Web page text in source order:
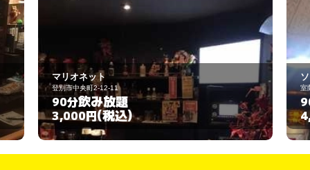
ソシアルバー 明子
室蘭市中島町1丁目16-14
90分飲み放題
4,000円(税込)